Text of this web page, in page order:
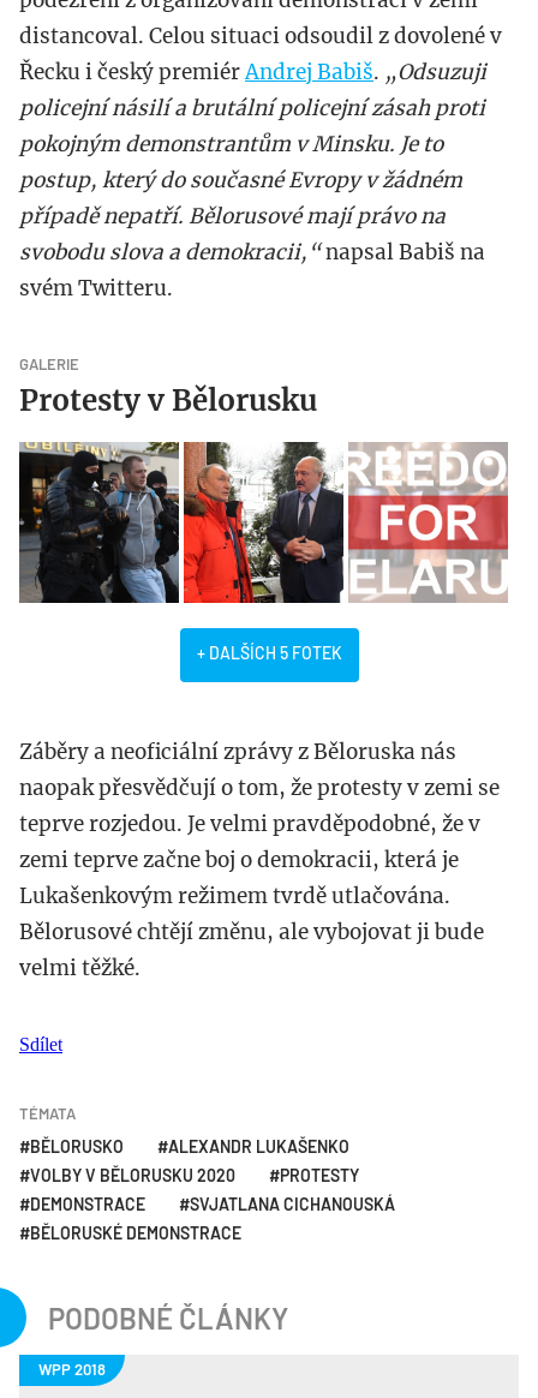
distancoval. Celou situaci odsoudil z dovolené v
Řecku i český premiérAndrej Babiš. „Odsuzuji
policejní násilí a brutální policejní zásah proti
pokojným demonstrantům v Minsku. Je to
postup, který do současné Evropy v žádném
případě nepatří. Bělorusové mají právo na
svobodu slova a demokracii,“napsal Babiš na
svém Twitteru.
GALERIE
Protesty v Bělorusku
+ DALŠÍCH 5 FOTEK
Záběry a neoficiální zprávy z Běloruska nás
naopak přesvědčují o tom, že protesty v zemi se
teprve rozjedou. Je velmi pravděpodobné, že v
zemi teprve začne boj o demokracii, která je
Lukašenkovým režimem tvrdě utlačována.
Bělorusové chtějí změnu, ale vybojovat ji bude
velmi těžké.
Sdílet
TÉMATA
BĚLORUSKO
ALEXANDR LUKAŠENKO
VOLBY V BĚLORUSKU 2020
PROTESTY
DEMONSTRACE
SVJATLANA CICHANOUSKÁ
BĚLORUSKÉ DEMONSTRACE
PODOBNÉ ČLÁNKY